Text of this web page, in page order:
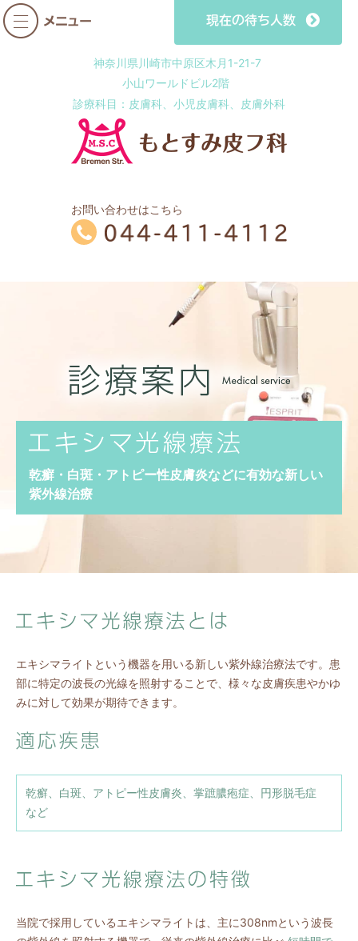
神奈川県川崎市中原区木月1-21-7
小山ワールドビル2階
診療科目：皮膚科、小児皮膚科、皮膚外科
お問い合わせはこちら
乾癬・白斑・アトピー性皮膚炎などに有効な新しい
紫外線治療
エキシマライトという機器を用いる新しい紫外線治療法です。患
部に特定の波長の光線を照射することで、様々な皮膚疾患やかゆ
みに対して効果が期待できます。
乾癬、白斑、アトピー性皮膚炎、掌蹠膿疱症、円形脱毛症
など
当院で採用しているエキシマライトは、主に308nmという波長